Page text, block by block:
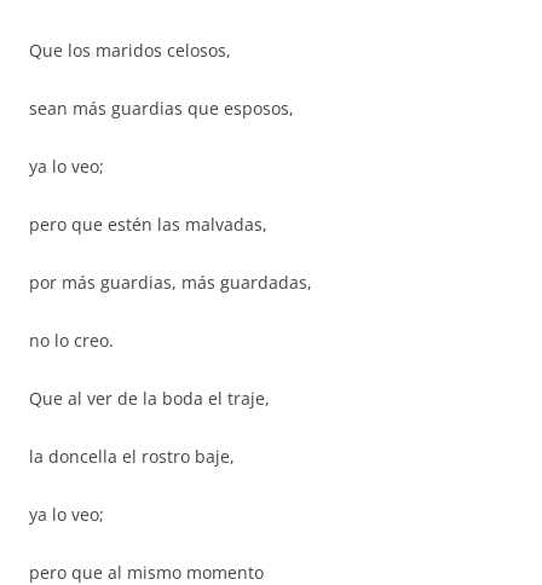
Que los maridos celosos,
sean más guardias que esposos,
ya lo veo;
pero que estén las malvadas,
por más guardias, más guardadas,
no lo creo.
Que al ver de la boda el traje,
la doncella el rostro baje,
ya lo veo;
pero que al mismo momento